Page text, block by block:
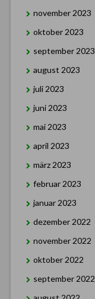
november 2023
oktober 2023
september 2023
august 2023
juli 2023
juni 2023
mai 2023
april 2023
märz 2023
februar 2023
januar 2023
dezember 2022
november 2022
oktober 2022
september 2022